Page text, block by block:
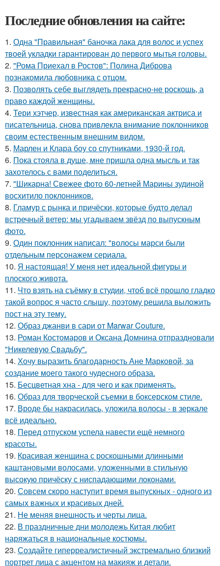
Последние обновления на сайте:
1. Одна "Правильная" баночка лака для волос и успех
твоей укладки гарантирован до первого мытья головы.
2. "Рома Приехал в Ростов": Полина Диброва
познакомила любовника с отцом.
3. Позволять себе выглядеть прекрасно-не роскошь, а
право каждой женщины.
4. Тери хэтчер, известная как американская актриса и
писательница, снова привлекла внимание поклонников
своим естественным внешним видом.
5. Марлен и Клара боу со спутниками, 1930-й год.
6. Пока стояла в душе, мне пришла одна мысль и так
захотелось с вами поделиться.
7. "Шикарна! Свежее фото 60-летней Марины зудиной
восхитило поклонников.
8. Гламур с рынка и причёски, которые будто делал
встречный ветер: мы угадываем звёзд по выпускным
фото.
9. Один поклонник написал: "волосы марси были
отдельным персонажем сериала.
10. Я настоящая! У меня нет идеальной фигуры и
плоского живота.
11. Что взять на съёмку в студии, чтоб всё прошло гладко
такой вопрос я часто слышу, поэтому решила выложить
пост на эту тему.
12. Образ джанви в сари от Marwar Couture.
13. Роман Костомаров и Оксана Домнина отпраздновали
"Никелевую Свадьбу".
14. Хочу выразить благодарность Ане Марковой, за
создание моего такого чудесного образа.
15. Бесцветная хна - для чего и как применять.
16. Образ для творческой съемки в боксерском стиле.
17. Вроде бы накрасилась, уложила волосы - в зеркале
всё идеально.
18. Перед отпуском успела навести ещё немного
красоты.
19. Красивая женщина с роскошными длинными
каштановыми волосами, уложенными в стильную
высокую причёску с ниспадающими локонами.
20. Совсем скоро наступит время выпускных - одного из
самых важных и красивых дней.
21. Не меняя внешность и черты лица.
22. В праздничные дни молодежь Китая любит
наряжаться в национальные костюмы.
23. Создайте гиперреалистичный экстремально близкий
портрет лица с акцентом на макияж и детали.